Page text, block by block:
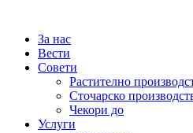
За нас
Вести
Совети
Растително
Сточарско
Чекори до
Услуги